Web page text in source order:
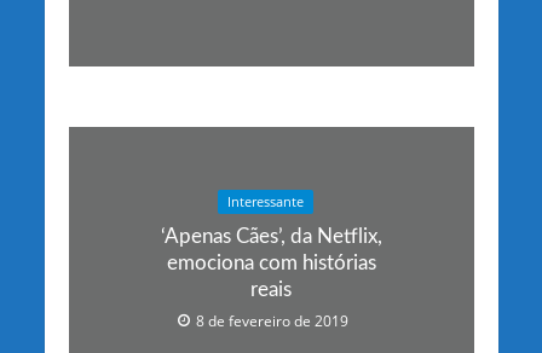
Interessante
‘Apenas Cães’, da Netflix,
emociona com histórias
reais
8 de fevereiro de 2019